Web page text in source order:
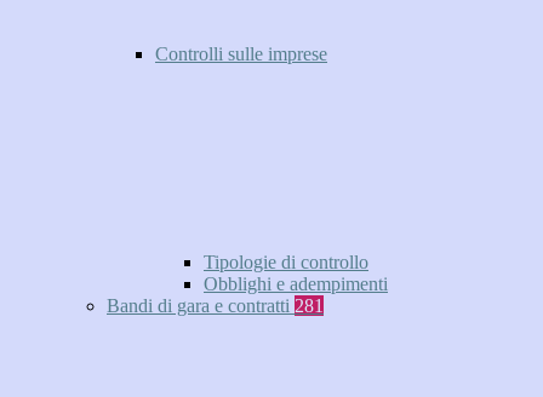
Controlli sulle imprese
Tipologie di controllo
Obblighi e adempimenti
Bandi di gara e contratti 281